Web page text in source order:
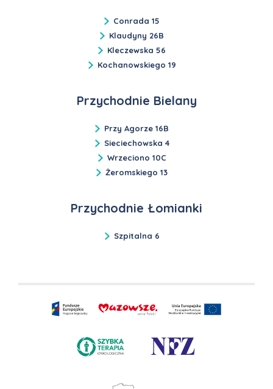
Conrada 15
Klaudyny 26B
Kleczewska 56
Kochanowskiego 19
Przychodnie Bielany
Przy Agorze 16B
Sieciechowska 4
Wrzeciono 10C
Żeromskiego 13
Przychodnie Łomianki
Szpitalna 6